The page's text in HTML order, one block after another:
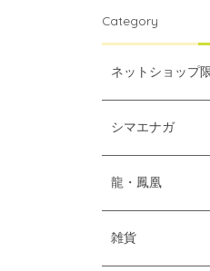
Category
ネットショップ
シマエナガ
龍・鳳凰
雑貨